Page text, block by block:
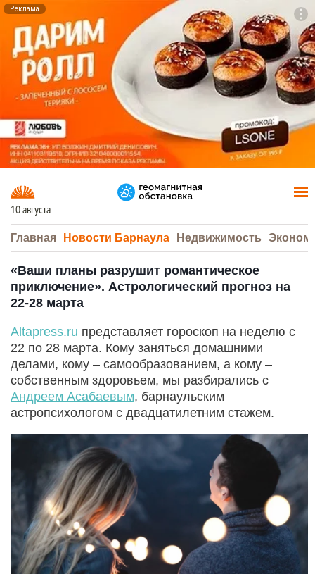
Реклама
10 августа
Главная Новости Барнаула Недвижимость
«Ваши планы разрушит романтическое
приключение». Астрологический прогноз на
22-28 марта
Altapress.ru представляет гороскоп на неделю с
22 по 28 марта. Кому заняться домашними
делами, кому – самообразованием, а кому –
собственным здоровьем, мы разбирались с
Андреем Асабаевым, барнаульским
астропсихологом с двадцатилетним стажем.